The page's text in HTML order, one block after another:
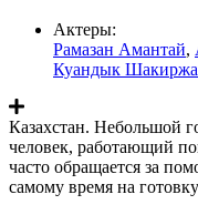
Актеры:
Рамазан Амантай,
Куандык
Казахстан. Небольшой
человек, работающий
часто обращается за
самому время на